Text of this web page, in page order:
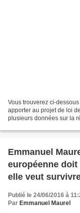
Vous trouverez ci-
apporter au projet de loi
plusieurs données sur la
Emmanuel
européenne
elle veut
Publié le 24/06/2016 à
Par Emmanuel Maurel